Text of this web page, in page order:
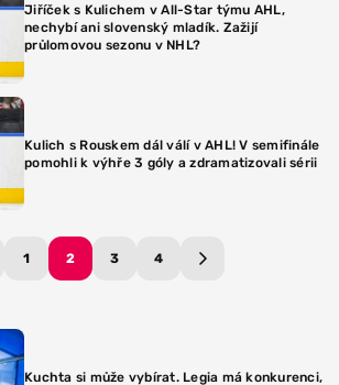
Jiříček s Kulichem v All-Star týmu AHL,
nechybí ani slovenský mladík. Zažijí
průlomovou sezonu v NHL?
Kulich s Rouskem dál válí v AHL! V semifinále
pomohli k výhře 3 góly a zdramatizovali sérii
1 2 3 4
Kuchta si může vybírat. Legia má konkurenci,